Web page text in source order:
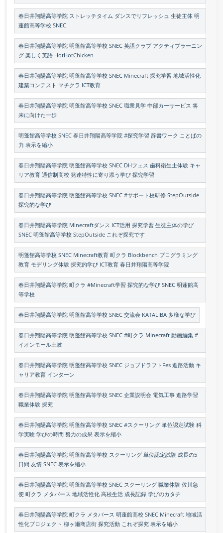
春日井翔陽高等学院 ストレッチタイム ダンスでリフレッシュ 生徒主体 明
蓬館高等学校 SNEC
春日井翔陽高等学院 明蓬館高等学校 SNEC 英語クラブ アクティブラーニン
グ 楽しく英語 HotHotChicken
春日井翔陽高等学院 明蓬館高等学校 SNEC Minecraft 探究学習 地域活性化
建築コンテスト マチクラ ICT教育
春日井翔陽高等学院 明蓬館高等学校 SNEC 職業見学 中部カーサービス 将
来に向けた一歩
明蓬館高等学校 SNEC 春日井翔陽高等学院 #探究学習 辞書ワーク ことばの
力 表示を縮小
春日井翔陽高等学院 明蓬館高等学校 SNEC DHフェス 歯科衛生士体験 キャ
リア教育 通信制高校 発達特性に寄り添う学び 探究学習
春日井翔陽高等学院 明蓬館高等学校 SNEC #サポート校研修 StepOutside
探究的な学び
春日井翔陽高等学院 Minecraftダンス ICT活用 探究学習 生徒主体の学び
SNEC 明蓬館高等学校 StepOutside これぞ探究です
明蓬館高等学校 SNEC Minecraft教育 町クラ Blockbench プログラミング
教育 モデリング体験 探究的学び ICT教育 春日井翔陽高等学院
春日井翔陽高等学院 町クラ #Minecraft学習 探究的な学び SNEC 明蓬館高
等学校
春日井翔陽高等学院 明蓬館高等学校 SNEC 交流会 KATALIBA 多様な学び
春日井翔陽高等学院 明蓬館高等学校 SNEC #町クラ Minecraft 動画編集 #
イオンモール土岐
春日井翔陽高等学院 明蓬館高等学校 SNEC ジョブドラフトFes 進路活動 キ
ャリア教育 インターン
春日井翔陽高等学院 明蓬館高等学校 SNEC 企業説明会 電気工事 進路学習
職業体験 探究
春日井翔陽高等学院 明蓬館高等学校 SNEC #スクーリング 単位認定試験 科
学実験 学びの時間 努力の成果 表示を縮小
春日井翔陽高等学院 明蓬館高等学校 スクーリング 単位認定試験 成長の5
日間 友情 SNEC 表示を縮小
春日井翔陽高等学院 明蓬館高等学校 SNEC スクーリング 職業体験 佐川急
便 町クラ メタバース 地域活性化 高校生活 成長記録 学びのカタチ
春日井翔陽高等学院 町クラ メタバース 明蓬館高校 SNEC Minecraft 地域活
性化プロジェクト 柳ヶ瀬商店街 探究活動 これぞ探究 表示を縮小